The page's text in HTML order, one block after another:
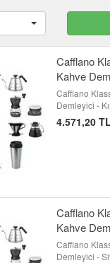
Cafflano
Kahve
Cafflano
Demleyici -
4.571,20 TL
Cafflano
Kahve
Cafflano
Demleyici -